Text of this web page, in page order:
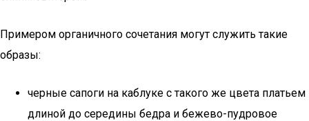
Примером органичного сочетания могут служить такие
образы:
черные сапоги на каблуке с такого же цвета платьем
длиной до середины бедра и бежево-пудровое